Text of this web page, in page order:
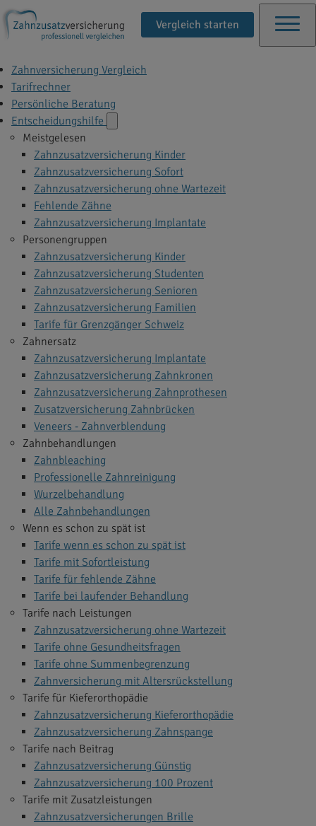
Vergleich starten
Zahnversicherung Vergleich
Tarifrechner
Persönliche Beratung
Entscheidungshilfe
Meistgelesen
Zahnzusatzversicherung Kinder
Zahnzusatzversicherung Sofort
Zahnzusatzversicherung ohne Wartezeit
Fehlende Zähne
Zahnzusatzversicherung Implantate
Personengruppen
Zahnzusatzversicherung Kinder
Zahnzusatzversicherung Studenten
Zahnzusatzversicherung Senioren
Zahnzusatzversicherung Familien
Tarife für Grenzgänger Schweiz
Zahnersatz
Zahnzusatzversicherung Implantate
Zahnzusatzversicherung Zahnkronen
Zahnzusatzversicherung Zahnprothesen
Zusatzversicherung Zahnbrücken
Veneers - Zahnverblendung
Zahnbehandlungen
Zahnbleaching
Professionelle Zahnreinigung
Wurzelbehandlung
Alle Zahnbehandlungen
Wenn es schon zu spät ist
Tarife wenn es schon zu spät ist
Tarife mit Sofortleistung
Tarife für fehlende Zähne
Tarife bei laufender Behandlung
Tarife nach Leistungen
Zahnzusatzversicherung ohne Wartezeit
Tarife ohne Gesundheitsfragen
Tarife ohne Summenbegrenzung
Zahnversicherung mit Altersrückstellung
Tarife für Kieferorthopädie
Zahnzusatzversicherung Kieferorthopädie
Zahnzusatzversicherung Zahnspange
Tarife nach Beitrag
Zahnzusatzversicherung Günstig
Zahnzusatzversicherung 100 Prozent
Tarife mit Zusatzleistungen
Zahnzusatzversicherungen Brille